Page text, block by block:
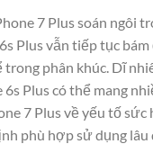
7 Plus soán ngôi
Plus vẫn tiếp tục bám
trong phân khúc. Dĩ
6s Plus có thể mang
7 Plus về yếu tố
phù hợp sử dụng lâu